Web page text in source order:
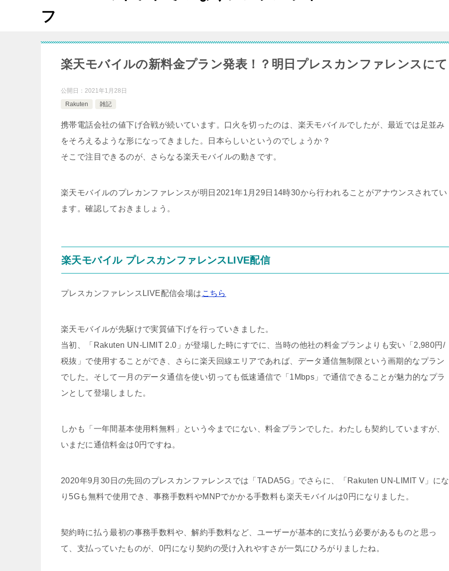
フ
楽天モバイルの新料金プラン発表！？明日プレスカンファレンスにて
公開日： 2021年1月28日
Rakuten
雑記
携帯電話会社の値下げ合戦が続いています。口火を切ったのは、楽天モバイルでしたが、最近では足並み
をそろえるような形になってきました。日本らしいというのでしょうか？
そこで注目できるのが、さらなる楽天モバイルの動きです。
楽天モバイルのプレカンファレンスが明日2021年1月29日14時30から行われることがアナウンスされてい
ます。確認しておきましょう。
楽天モバイル プレスカンファレンスLIVE配信
プレスカンファレンスLIVE配信会場は こちら
楽天モバイルが先駆けで実質値下げを行っていきました。
当初、「Rakuten UN-LIMIT 2.0」が登場した時にすでに、当時の他社の料金プランよりも安い「2,980円/
税抜」で使用することができ、さらに楽天回線エリアであれば、データ通信無制限という画期的なプラン
でした。そして一月のデータ通信を使い切っても低速通信で「1Mbps」で通信できることが魅力的なプラ
ンとして登場しました。
しかも「一年間基本使用料無料」という今までにない、料金プランでした。わたしも契約していますが、
いまだに通信料金は0円ですね。
2020年9月30日の先回のプレスカンファレンスでは「TADA5G」でさらに、「Rakuten UN-LIMIT V」にな
り5Gも無料で使用でき、事務手数料やMNPでかかる手数料も楽天モバイルは0円になりました。
契約時に払う最初の事務手数料や、解約手数料など、ユーザーが基本的に支払う必要があるものと思っ
て、支払っていたものが、0円になり契約の受け入れやすさが一気にひろがりましたね。